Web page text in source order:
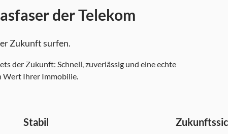
der Telekom
Zukunft surfen.
der Zukunft: Schnell, zuverlässig und eine echte
Wert Ihrer Immobilie.
Stabil